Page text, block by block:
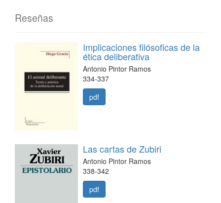
Reseñas
Implicaciones filósoficas de la
ética deliberativa
Antonio Pintor Ramos
334-337
pdf
Las cartas de Zubiri
Antonio Pintor Ramos
338-342
pdf